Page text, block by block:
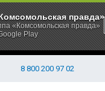
8 800 200 97 02
правда»
«Комсомольская правда»
Play